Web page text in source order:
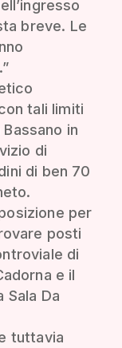
breve. Le
tali limiti
in
di
di ben 70
per
posti
di
e il
Sala Da
tuttavia